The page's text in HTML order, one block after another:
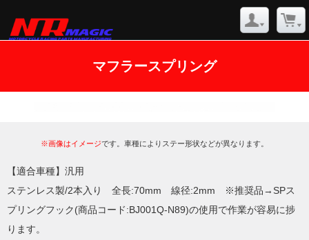
マフラースプリング
※画像はイメージです。車種によりステー形状などが異なります。
【適合車種】汎用
ステンレス製/2本入り 全長:70mm 線径:2mm ※推奨品→SPス
プリングフック(商品コード:BJ001Q-N89)の使用で作業が容易に捗
ります。